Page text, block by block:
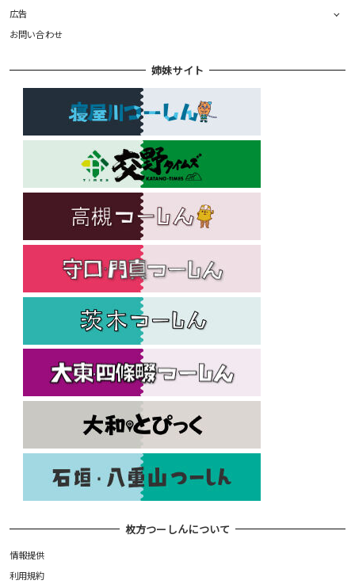
広告
お問い合わせ
姉妹サイト
枚方つーしんについて
情報提供
利用規約